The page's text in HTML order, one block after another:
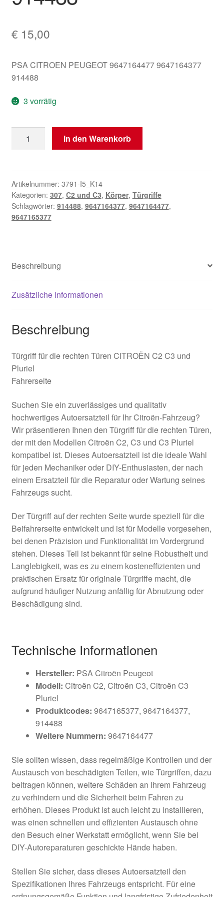
€ 15,00
PSA CITROEN PEUGEOT 9647164477 9647164377
914488
3 vorrätig
Rechts
C3
9647164377
914488
Menge
In den Warenkorb
Artikelnummer: 3791-I5_K14
Kategorien: 307, C2 und C3, Körper, Türgriffe
Schlagwörter: 914488, 9647164377, 9647164477,
9647165377
Beschreibung
Zusätzliche Informationen
Beschreibung
Türgriff für die rechten Türen CITROËN C2 C3 und
Pluriel
Fahrerseite
Suchen Sie ein zuverlässiges und qualitativ
hochwertiges Autoersatzteil für Ihr Citroën-Fahrzeug?
Wir präsentieren Ihnen den Türgriff für die rechten Türen,
der mit den Modellen Citroën C2, C3 und C3 Pluriel
kompatibel ist. Dieses Autoersatzteil ist die ideale Wahl
für jeden Mechaniker oder DIY-Enthusiasten, der nach
einem Ersatzteil für die Reparatur oder Wartung seines
Fahrzeugs sucht.
Der Türgriff auf der rechten Seite wurde speziell für die
Beifahrerseite entwickelt und ist für Modelle vorgesehen,
bei denen Präzision und Funktionalität im Vordergrund
stehen. Dieses Teil ist bekannt für seine Robustheit und
Langlebigkeit, was es zu einem kosteneffizienten und
praktischen Ersatz für originale Türgriffe macht, die
aufgrund häufiger Nutzung anfällig für Abnutzung oder
Beschädigung sind.
Technische Informationen
Hersteller: PSA Citroën Peugeot
Modell: Citroën C2, Citroën C3, Citroën C3
Pluriel
Produktcodes: 9647165377, 9647164377,
914488
Weitere Nummern: 9647164477
Sie sollten wissen, dass regelmäßige Kontrollen und der
Austausch von beschädigten Teilen, wie Türgriffen, dazu
beitragen können, weitere Schäden an Ihrem Fahrzeug
zu verhindern und die Sicherheit beim Fahren zu
erhöhen. Dieses Produkt ist auch leicht zu installieren,
was einen schnellen und effizienten Austausch ohne
den Besuch einer Werkstatt ermöglicht, wenn Sie bei
DIY-Autoreparaturen geschickte Hände haben.
Stellen Sie sicher, dass dieses Autoersatzteil den
Spezifikationen Ihres Fahrzeugs entspricht. Für eine